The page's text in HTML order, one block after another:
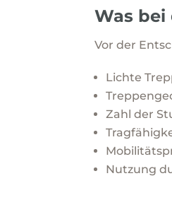
Was
Vor der
Lichte
Zahl der
Nutzung